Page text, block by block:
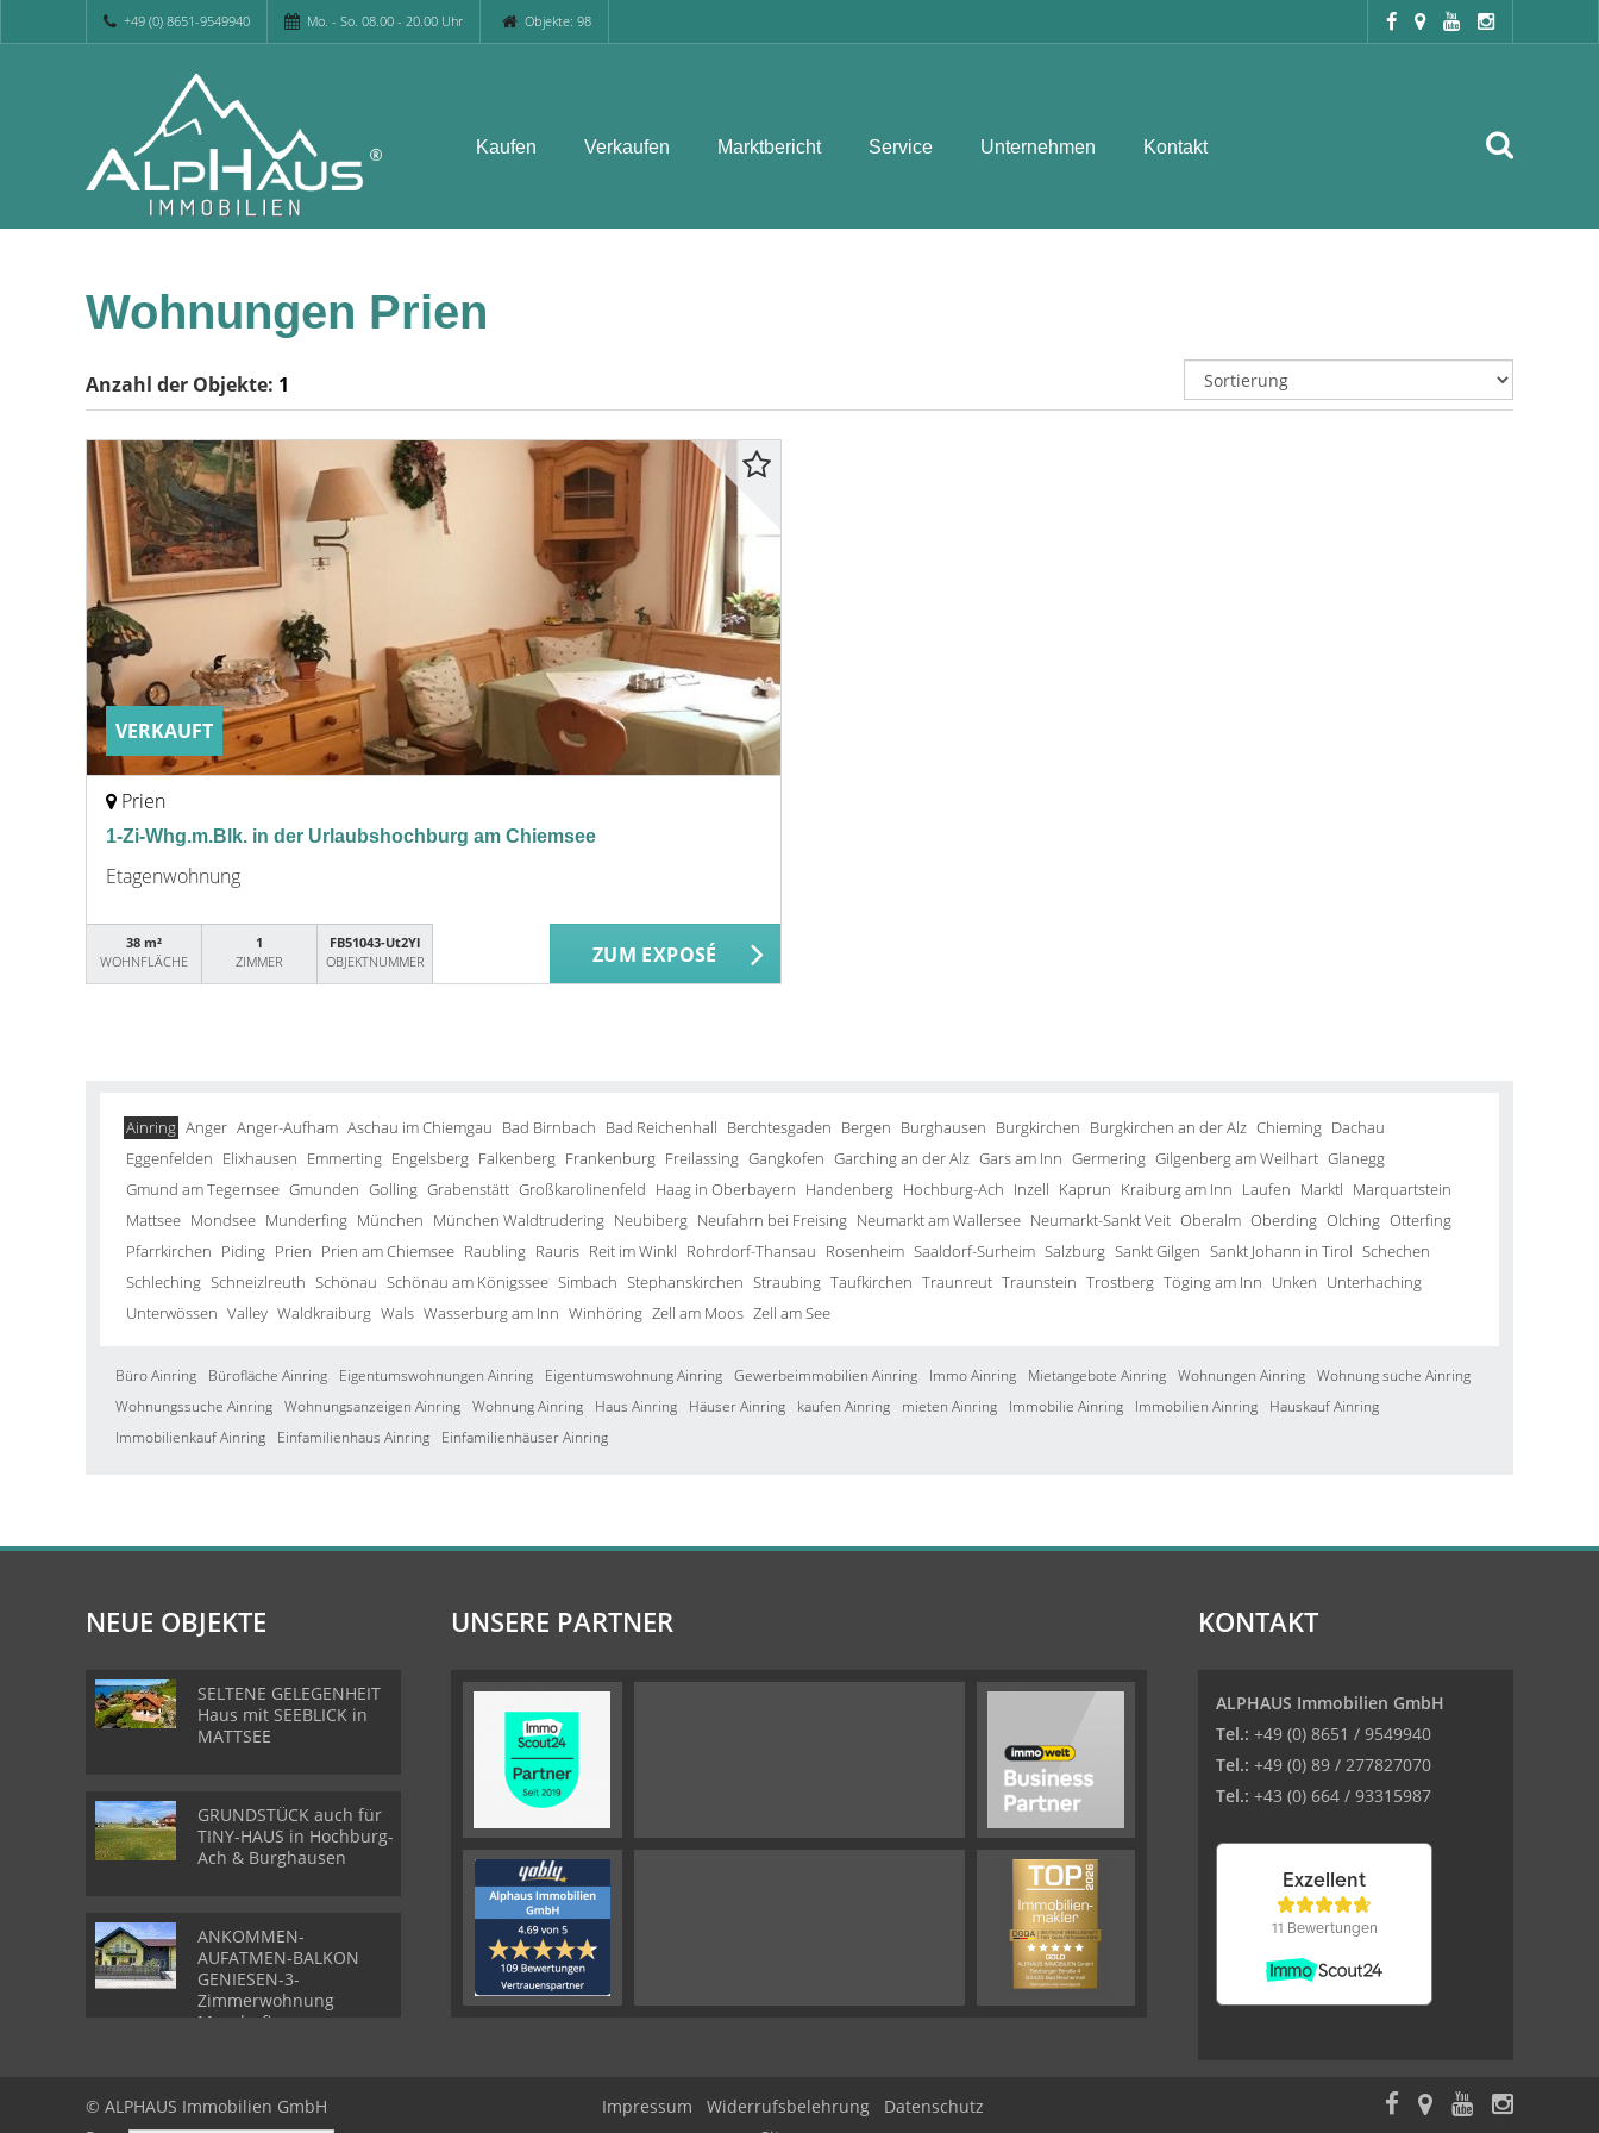
+49 (0) 8651-9549940 Mo. - So. 08.00 - 20.00 Uhr Objekte: 98
Kaufen Verkaufen Marktbericht Service Unternehmen Kontakt
Wohnungen Prien
Anzahl der Objekte: 1
VERKAUFT
Prien
1-Zi-Whg.m.Blk. in der Urlaubshochburg am Chiemsee
Etagenwohnung
38 m²
WOHNFLÄCHE
1
ZIMMER
FB51043-Ut2Yl
OBJEKTNUMMER
ZUM EXPOSÉ
Ainring Anger Anger-Aufham Aschau im Chiemgau Bad Birnbach Bad Reichenhall Berchtesgaden Bergen Burghausen Burgkirchen Burgkirchen an der Alz Chieming Dachau
Eggenfelden Elixhausen Emmerting Engelsberg Falkenberg Frankenburg Freilassing Gangkofen Garching an der Alz Gars am Inn Germering Gilgenberg am Weilhart Glanegg
Gmund am Tegernsee Gmunden Golling Grabenstätt Großkarolinenfeld Haag in Oberbayern Handenberg Hochburg-Ach Inzell Kaprun Kraiburg am Inn Laufen Marktl Marquartstein
Mattsee Mondsee Munderfing München München Waldtrudering Neubiberg Neufahrn bei Freising Neumarkt am Wallersee Neumarkt-Sankt Veit Oberalm Oberding Olching Otterfing
Pfarrkirchen Piding Prien Prien am Chiemsee Raubling Rauris Reit im Winkl Rohrdorf-Thansau Rosenheim Saaldorf-Surheim Salzburg Sankt Gilgen Sankt Johann in Tirol Schechen
Schleching Schneizlreuth Schönau Schönau am Königssee Simbach Stephanskirchen Straubing Taufkirchen Traunreut Traunstein Trostberg Töging am Inn Unken Unterhaching
Unterwössen Valley Waldkraiburg Wals Wasserburg am Inn Winhöring Zell am Moos Zell am See
Büro Ainring Bürofläche Ainring Eigentumswohnungen Ainring Eigentumswohnung Ainring Gewerbeimmobilien Ainring Immo Ainring Mietangebote Ainring Wohnungen Ainring Wohnung suche Ainring
Wohnungssuche Ainring Wohnungsanzeigen Ainring Wohnung Ainring Haus Ainring Häuser Ainring kaufen Ainring mieten Ainring Immobilie Ainring Immobilien Ainring
Hauskauf Ainring
Immobilienkauf Ainring
Einfamilienhaus Ainring Einfamilienhäuser Ainring
NEUE OBJEKTE
SELTENE GELEGENHEIT
Haus mit SEEBLICK in
MATTSEE
GRUNDSTÜCK auch für
TINY-HAUS in Hochburg-
Ach & Burghausen
ANKOMMEN-
AUFATMEN-BALKON
GENIESEN-3-
Zimmerwohnung
Munderfing
UNSERE PARTNER KONTAKT
ALPHAUS Immobilien GmbH
Tel.: +49 (0) 8651 / 9549940
Tel.: +49 (0) 89 / 277827070
Tel.: +43 (0) 664 / 93315987
© ALPHAUS Immobilien GmbH
Impressum Widerrufsbelehrung
Datenschutz